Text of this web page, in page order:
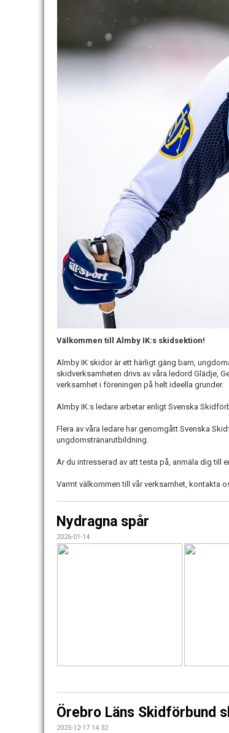
Välkommen till Almby IK:s skidsektion!
Almby IK skidor är ett härligt gäng barn,
skidverksamheten drivs av våra ledord Glädje,
verksamhet i föreningen på helt ideella grunder.
Almby IK:s ledare arbetar enligt Svenska
Flera av våra ledare har genomgått Svenska
ungdomstränarutbildning.
Är du intresserad av att testa på, anmäla dig till
Varmt välkommen till vår verksamhet, kontakta
Nydragna spår
2026-01-14
Örebro Läns Skidförbund
2025-12-17 14:32